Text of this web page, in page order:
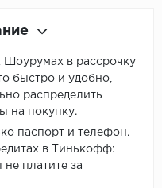
в рассрочку
быстро и удобно,
распределить
на покупку.
паспорт и телефон.
в Тинькофф:
платите за